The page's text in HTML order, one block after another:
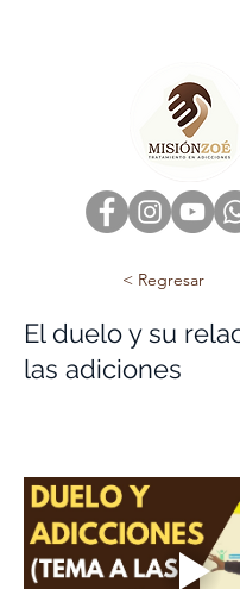
< Regresar
El duelo y su
las adiciones